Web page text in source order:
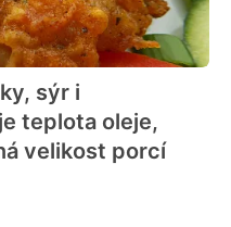
sýr i
teplota oleje,
velikost porcí